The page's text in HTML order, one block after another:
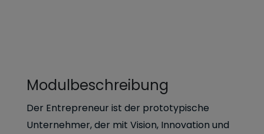
Modulbeschreibung
Der Entrepreneur ist der prototypische
Unternehmer, der mit Vision, Innovation und